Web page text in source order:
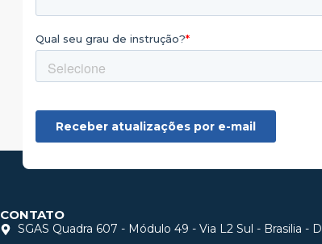
CONTATO
SGAS Quadra 607 - Módulo 49 - Via L2 Sul - Brasilia -